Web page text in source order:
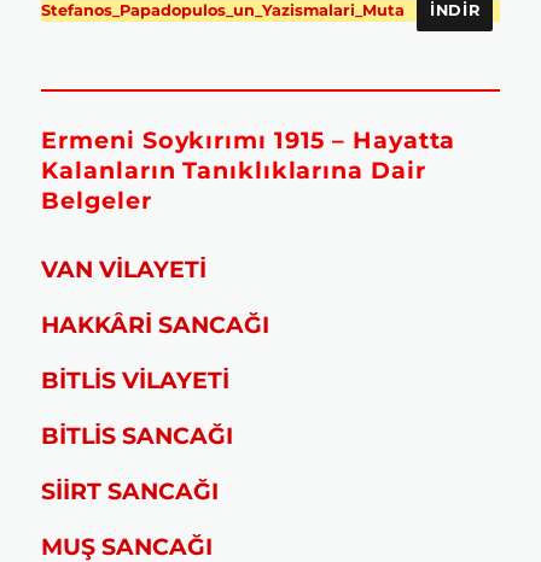
Stefanos_Papadopulos_un_Yazismalari_Muta İNDIR
Ermeni Soykırımı 1915 – Hayatta
Kalanların Tanıklıklarına Dair
Belgeler
VAN VİLAYETİ
HAKKÂRİ SANCAĞI
BİTLİS VİLAYETİ
BİTLİS SANCAĞI
SİİRT SANCAĞI
MUŞ SANCAĞI